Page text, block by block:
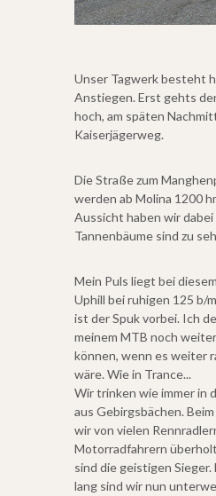
Unser Tagwerk besteht
Anstiegen. Erst gehts
hoch, am späten
Kaiserjägerweg.
Die Straße zum
werden ab Molina 1200
Aussicht haben wir dabei
Tannenbäume sind zu
Mein Puls liegt bei
Uphill bei ruhigen 125 b/
ist der Spuk vorbei. Ich
meinem MTB noch
können, wenn es weiter
wäre. Wie in Trance...
Wir trinken wie immer in
aus Gebirgsbächen.
wir von vielen
Motorradfahrern
sind die geistigen
lang sind wir nun